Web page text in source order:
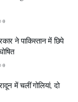
0
ने पाकिस्तान में छिपे
0
में चलीं गोलियां, दो